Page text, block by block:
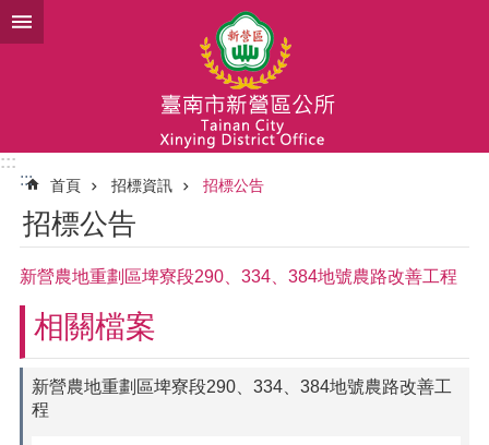
跳到主要內容區塊
:::
:::
首頁 招標資訊 招標公告
招標公告
新營農地重劃區埤寮段290、334、384地號農路改善工程
相關檔案
新營農地重劃區埤寮段290、334、384地號農路改善工
程